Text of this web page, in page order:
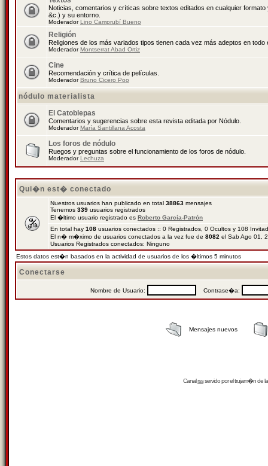
Noticias, comentarios y críticas sobre textos editados en cualquier
&c.) y su entorno.
ModeradorLino Camprubí Bueno
Religión
Religiones de los más variados tipos tienen cada vez más adeptos en todo
ModeradorMontserrat Abad Ortiz
Cine
Recomendación y crítica de películas.
ModeradorBruno Cicero Poo
nódulo materialista
El Catoblepas
Comentarios y sugerencias sobre esta revista editada por Nódulo.
ModeradorMaría Santillana Acosta
Los foros de nódulo
Ruegos y preguntas sobre el funcionamiento de los foros de nódulo.
ModeradorLechuza
Qui�n est� conectado
Nuestros usuarios han publicado en total 38863 mensajes
Tenemos 339 usuarios registrados
El �ltimo usuario registrado es Roberto García-Patrón
En total hay 108 usuarios conectados :: 0 Registrados, 0 Ocultos y 108
El n� m�ximo de usuarios conectados a la vez fue de 8082 el Sab Ago 01,
Usuarios Registrados conectados: Ninguno
Estos datos est�n basados en la actividad de usuarios de los �ltimos 5 minutos
Conectarse
Nombre de Usuario: Contrase�a:
Mensajes nuevos
Canalrssservido por eltrujam�nde